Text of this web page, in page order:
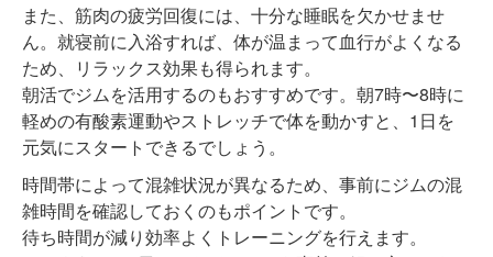
また、筋肉の疲労回復には、十分な睡眠を欠かせませ
ん。就寝前に入浴すれば、体が温まって血行がよくなる
ため、リラックス効果も得られます。
朝活でジムを活用するのもおすすめです。朝7時〜8時に
軽めの有酸素運動やストレッチで体を動かすと、1日を
元気にスタートできるでしょう。
時間帯によって混雑状況が異なるため、事前にジムの混
雑時間を確認しておくのもポイントです。
待ち時間が減り効率よくトレーニングを行えます。